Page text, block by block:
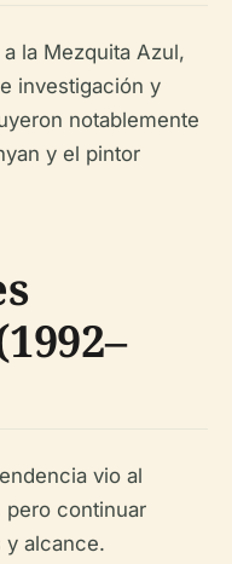
la Mezquita Azul,
investigación y
notablemente
y el pintor
vio al
pero continuar
alcance.